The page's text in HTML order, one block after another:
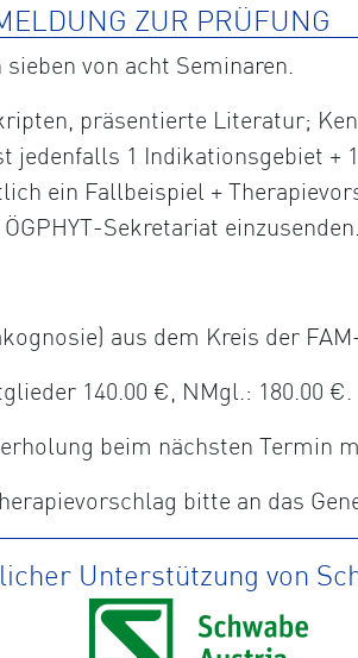
ZUR PRÜFUNG
von acht Seminaren.
präsentierte Literatur;
jedenfalls 1 Indikationsgebiet +
ein Fallbeispiel +
Sekretariat einzusenden.
aus dem Kreis der
140.00 €, NMgl.: 180.00 €.
beim nächsten Termin
bitte an das
Unterstützung von